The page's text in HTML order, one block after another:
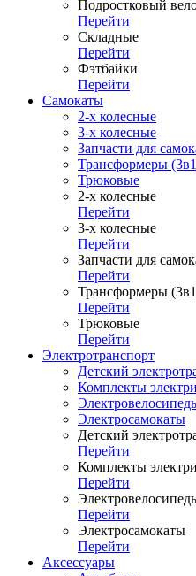
Подростковый
Перейти
Складные
Перейти
Фэтбайки
Перейти
Самокаты
2-х колесные
3-х колесные
Запчасти для
Трансформеры
Трюковые
2-х колесные
Перейти
3-х колесные
Перейти
Запчасти для
Перейти
Трансформеры
Перейти
Трюковые
Перейти
Электротранспорт
Детский
Комплекты
Электросамокаты
Детский
Перейти
Комплекты
Перейти
Перейти
Электросамокаты
Перейти
Аксессуары